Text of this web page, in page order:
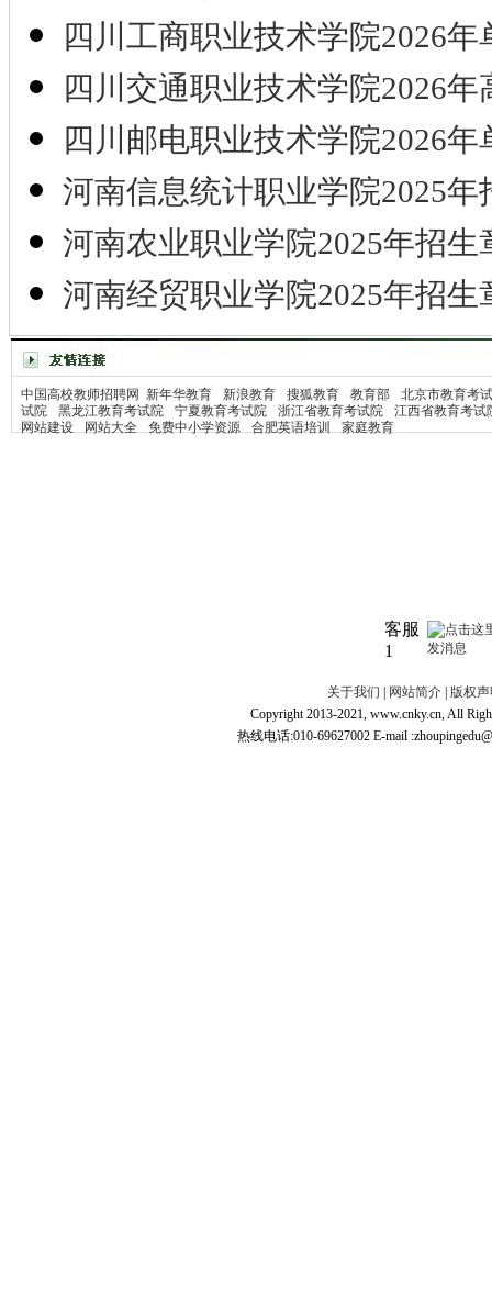
四川工商职业技术学院2026年
四川交通职业技术学院2026年
四川邮电职业技术学院2026年
河南信息统计职业学院2025年
河南农业职业学院2025年招生
河南经贸职业学院2025年招生
中国高校教师招聘网 新年华教育 新浪教育 搜狐教育 教育部
北京市教育考
试院
黑龙江教育考试院 宁夏教育考试院 浙江省教育考试院
江西省教育考试
网站建设
网站大全 免费中小学资源 合肥英语培训 家庭教育
客服
1
关于我们 | 网站简介 | 版权
Copyright 2013-2021, www.cnky.cn, All
热线电话:010-69627002 E-mail